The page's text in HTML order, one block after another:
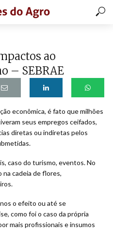
ao
– SEBRAE
econômica, é fato que milhões
seus empregos ceifados,
diretas ou indiretas pelos
caso do turismo, eventos. No
cadeia de flores,
o efeito ou até se
como foi o caso da própria
mais profissionais e insumos